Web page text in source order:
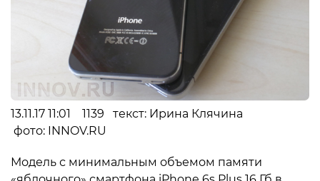
13.11.17 11:01 1139 текст: Ирина Клячина
фото: INNOV.RU
Модель с минимальным объемом памяти